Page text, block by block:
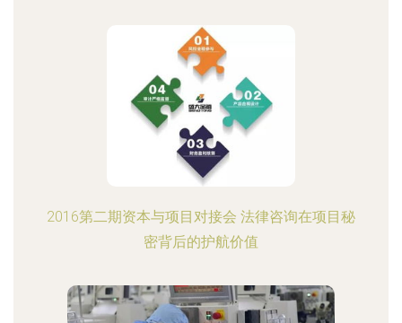
2016第二期资本与项目对接会 法律咨询在项目秘
密背后的护航价值